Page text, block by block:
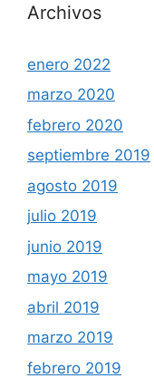
Archivos
enero 2022
marzo 2020
febrero 2020
septiembre 2019
agosto 2019
julio 2019
junio 2019
mayo 2019
abril 2019
marzo 2019
febrero 2019